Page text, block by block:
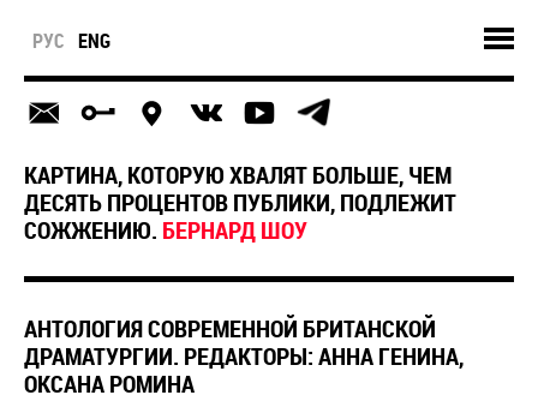
РУС ENG
КАРТИНА, КОТОРУЮ ХВАЛЯТ БОЛЬШЕ, ЧЕМ
ДЕСЯТЬ ПРОЦЕНТОВ ПУБЛИКИ, ПОДЛЕЖИТ
СОЖЖЕНИЮ. БЕРНАРД ШОУ
АНТОЛОГИЯ СОВРЕМЕННОЙ БРИТАНСКОЙ
ДРАМАТУРГИИ. РЕДАКТОРЫ: АННА ГЕНИНА,
ОКСАНА РОМИНА